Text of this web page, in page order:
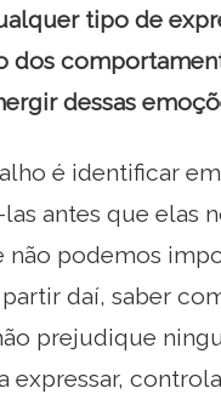
tipo de
dos
dessas
é identificar
antes que elas
não podemos
daí, saber
prejudique
expressar,